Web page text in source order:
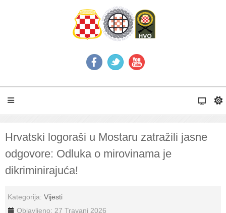
Hrvatski logoraši u Mostaru zatražili jasne
odgovore: Odluka o mirovinama je
dikriminirajuća!
Kategorija: Vijesti
Objavljeno: 27 Travanj 2026